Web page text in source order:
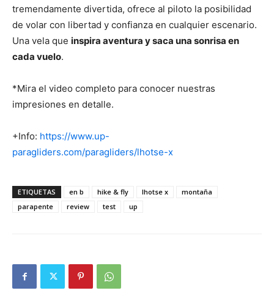
tremendamente divertida, ofrece al piloto la posibilidad
de volar con libertad y confianza en cualquier escenario.
Una vela que inspira aventura y saca una sonrisa en
cada vuelo.
*Mira el video completo para conocer nuestras
impresiones en detalle.
+Info: https://www.up-
paragliders.com/paragliders/lhotse-x
ETIQUETAS en b hike & fly lhotse x
montaña
parapente
review test up